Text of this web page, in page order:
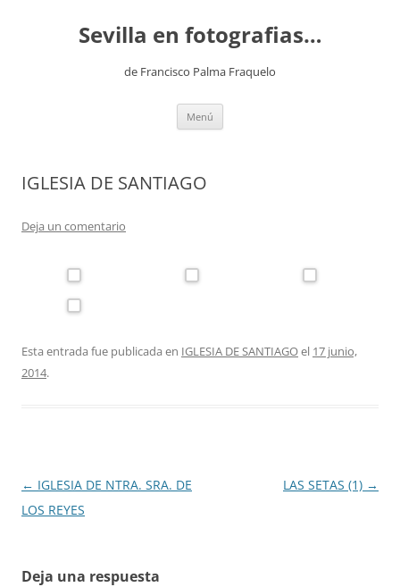
contenidoSevilla en fotografias…
de Francisco Palma Fraquelo
Menú
IGLESIA DE SANTIAGO
Deja un comentario
Esta entrada fue publicada en IGLESIA DE SANTIAGOel 17 junio,
2014.
Navegación
de
← IGLESIA DE NTRA. SRA. DE
LOS REYES
LAS SETAS (1) →
Deja una respuesta